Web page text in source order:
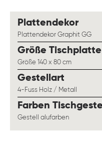
Plattendekor
Plattendekor Graphit GG
Größe Tischplatte
Größe 140 x 80 cm
Gestellart
4-Fuss Holz / Metall
Farben
Gestell alufarben